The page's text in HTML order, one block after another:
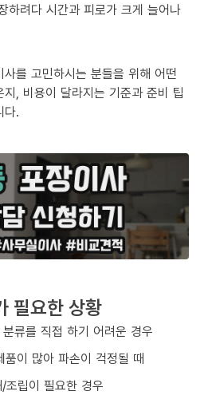
하려다 시간과 피로가 크게 늘어나
를 고민하시는 분들을 위해 어떤
, 비용이 달라지는 기준과 준비 팁
다.
필요한 상황
류를 직접 하기 어려운 경우
품이 많아 파손이 걱정될 때
조립이 필요한 경우